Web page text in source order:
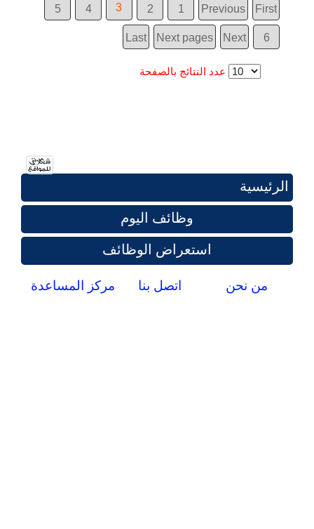
First
Previous
1
2
3
4
5
6
Next
Next pages
Last
عدد النتائج بالصفحة
الرئيسية
وظائف اليوم
استعراض الوظائف
من نحن اتصل بنا مركز المساعدة